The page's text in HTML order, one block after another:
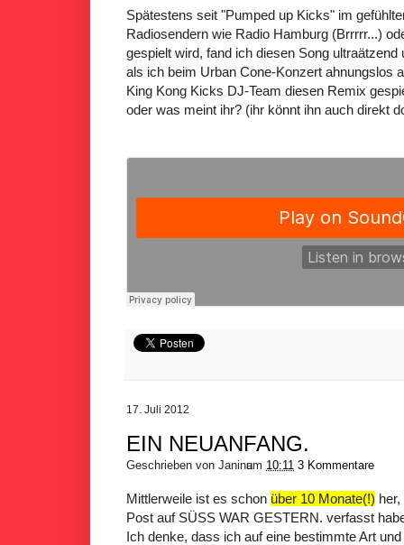
Spätestens seit "Pumped up Kicks" im
Radiosendern wie Radio Hamburg (Brrrrr...)
gespielt wird, fand ich diesen Song
als ich beim Urban Cone-Konzert ahnungslos
King Kong Kicks DJ-Team diesen Remix
oder was meint ihr? (ihr könnt ihn auch direkt
17. Juli 2012
EIN NEUANFANG.
Geschrieben von Janinaum 10:11 3 Kommentare
Mittlerweile ist es schon über 10 Monate(!)
Post auf SÜSS WAR GESTERN. verfasst
Ich denke, dass ich auf eine bestimmte Art